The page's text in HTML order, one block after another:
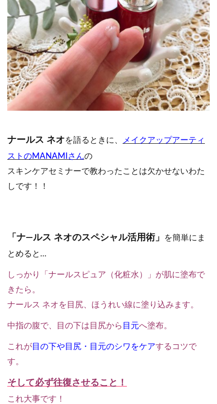
ナールス ネオを語るときに、
メイクアップアーティ
ストのMANAMIさんの
スキンケアセミナーで教わったことは欠かせないわた
しです！！
「ナ―ルス ネオのスペシャル活用術」
を簡単にま
とめると…
しっかり「ナールスピュア（化粧水）」が肌に塗布で
きたら。
ナールス ネオを目尻、ほうれい線に塗り込みます。
中指の腹で、目の下は目尻から 目元へ塗布。
これが目の下や目尻・目元のシワをケアするコツで
す。
そして必ず往復させること！
これ大事です！